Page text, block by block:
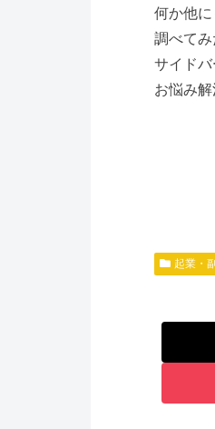
何か他に
調べてみ
サイドバ
お悩み
起業・